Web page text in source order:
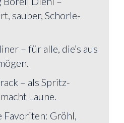
sauber, Schorle-
– für alle, die’s aus
– als Spritz-
Laune.
Favoriten: Gröhl,